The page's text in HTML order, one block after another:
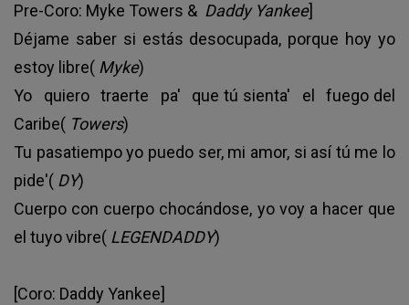
Pre-Coro: Myke Towers & Daddy Yankee]
Déjame saber si estás desocupada, porque hoy yo
estoy libre( Myke)
Yo quiero traerte pa' que tú sienta' el fuego del
Caribe( Towers)
Tu pasatiempo yo puedo ser, mi amor, si así tú me lo
pide'( DY)
Cuerpo con cuerpo chocándose, yo voy a hacer que
el tuyo vibre( LEGENDADDY)
[Coro: Daddy Yankee]